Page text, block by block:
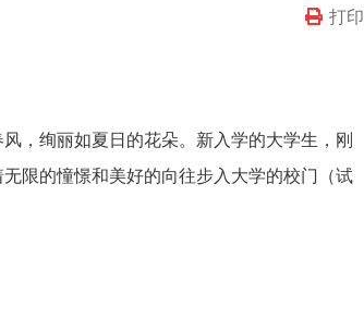
打印
，绚丽如夏日的花朵。新入学的大学生，刚
限的憧憬和美好的向往步入大学的校门（试